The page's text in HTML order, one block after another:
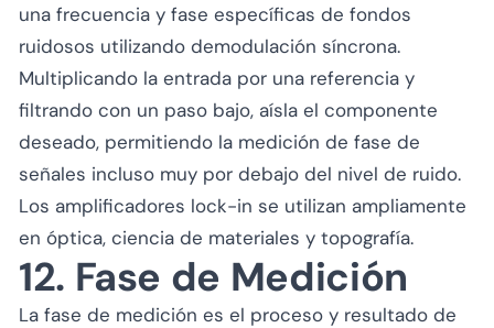
una frecuencia y fase específicas de fondos
ruidosos utilizando demodulación síncrona.
Multiplicando la entrada por una referencia y
filtrando con un paso bajo, aísla el componente
deseado, permitiendo la medición de fase de
señales incluso muy por debajo del nivel de ruido.
Los amplificadores lock-in se utilizan ampliamente
en óptica, ciencia de materiales y topografía.
12. Fase de Medición
La fase de medición es el proceso y resultado de